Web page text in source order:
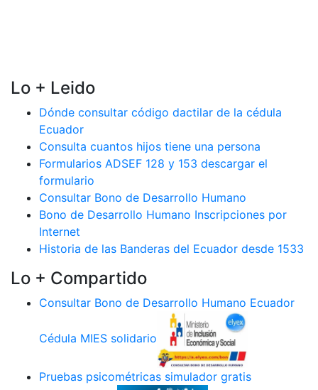
Lo + Leido
Dónde consultar código dactilar de la cédula
Ecuador
Consulta cuantos hijos tiene una persona
Formularios ADSEF 128 y 153 descargar el
formulario
Consultar Bono de Desarrollo Humano
Bono de Desarrollo Humano Inscripciones por
Internet
Historia de las Banderas del Ecuador desde 1533
Lo + Compartido
Consultar Bono de Desarrollo Humano Ecuador
Cédula MIES solidario
Pruebas psicométricas simulador gratis